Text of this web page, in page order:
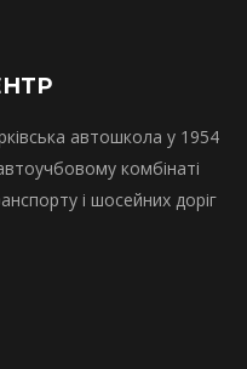
автошкола у 1954
комбінаті
і шосейних доріг